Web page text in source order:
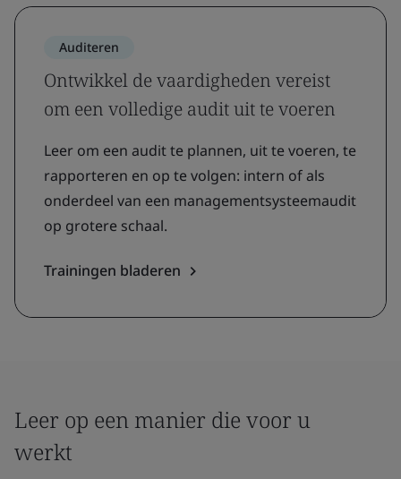
Auditeren
Ontwikkel de vaardigheden vereist
om een volledige audit uit te voeren
Leer om een audit te plannen, uit te voeren, te
rapporteren en op te volgen: intern of als
onderdeel van een managementsysteemaudit
op grotere schaal.
Trainingen bladeren
Leer op een manier die voor u
werkt